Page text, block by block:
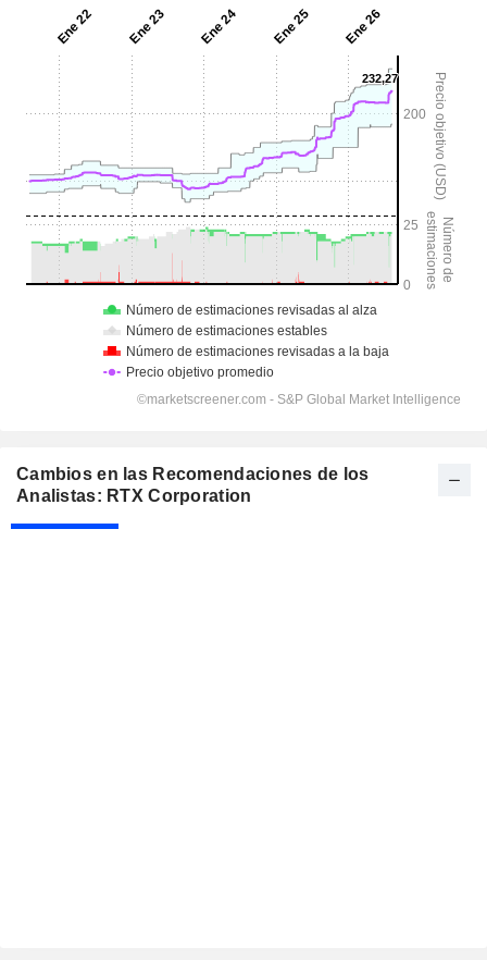
Cambios en las Recomendaciones de los
Analistas: RTX Corporation